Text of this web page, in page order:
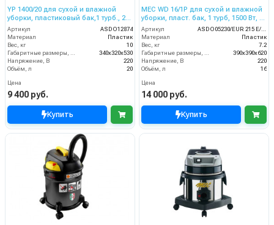
YP 1400/20 для сухой и влажной
уборки, пластиковый бак,1 турб., 20
л. 1400 Вт
Артикул
ASDO12874
Материал
Пластик
Вес, кг
10
340х320х530
Напряжение, В
220
Объём, л
20
Цена
9 400 руб.
Купить
MEC WD 16/1P для сухой и влажной
уборки, пласт. бак, 1 турб, 1500 Вт, 16
л. полн. компл.
Артикул
Материал
Пластик
Вес, кг
7.2
390х390х620
Напряжение, В
220
Объём, л
16
Цена
14 000 руб.
Купить